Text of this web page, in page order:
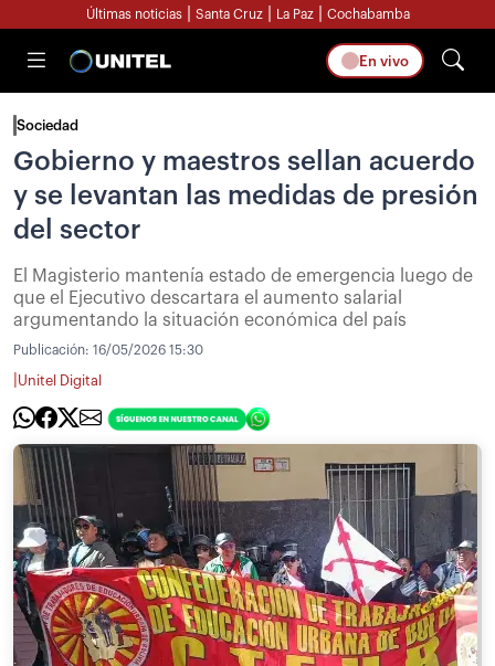
Últimas noticias Santa Cruz La Paz Cochabamba
En vivo
Sociedad
Gobierno y maestros sellan acuerdo
y se levantan las medidas de presión
del sector
El Magisterio mantenía estado de emergencia luego de
que el Ejecutivo descartara el aumento salarial
argumentando la situación económica del país
Publicación: 16/05/2026 15:30
Unitel Digital